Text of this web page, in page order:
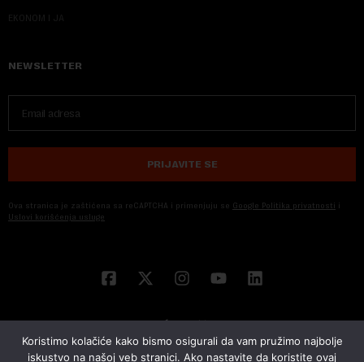
EKONOM I JA
NEWSLETTER
PRIJAVITE SE
Ova stranica je zaštićena sa reCAPTCHA i primenjuju se Google Politika privatnosti i
Uslovi korišćenja usluge
Koristimo kolačiće kako bismo osigurali da vam pružimo najbolje
iskustvo na našoj veb stranici. Ako nastavite da koristite ovaj